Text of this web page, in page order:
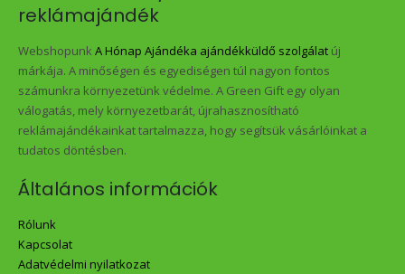
reklámajándék
Webshopunk A Hónap Ajándéka ajándékküldő szolgálat új
márkája. A minőségen és egyediségen túl nagyon fontos
számunkra környezetünk védelme. A Green Gift egy olyan
válogatás, mely környezetbarát, újrahasznosítható
reklámajándékainkat tartalmazza, hogy segítsük vásárlóinkat a
tudatos döntésben.
Általános információk
Rólunk
Kapcsolat
Adatvédelmi nyilatkozat